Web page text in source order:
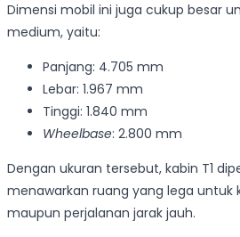
Dimensi mobil ini juga cukup besar
medium, yaitu:
Panjang: 4.705 mm
Lebar: 1.967 mm
Tinggi: 1.840 mm
Wheelbase: 2.800 mm
Dengan ukuran tersebut, kabin T1
menawarkan ruang yang lega untuk
maupun perjalanan jarak jauh.